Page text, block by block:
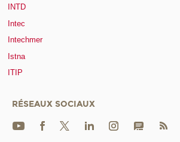
INTD
Intec
Intechmer
Istna
ITIP
RÉSEAUX SOCIAUX